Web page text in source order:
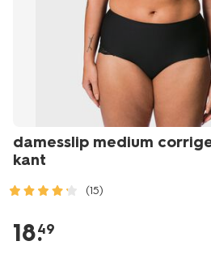
damesslip medium
kant
(15)
ondergoed/slips/damesslip-
medium-
18.
49